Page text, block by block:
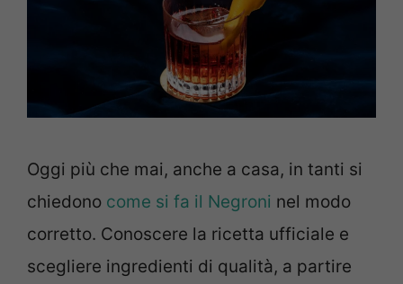
Oggi più che mai, anche a casa, in tanti si
chiedono come si fa il Negroni nel modo
corretto. Conoscere la ricetta ufficiale e
scegliere ingredienti di qualità, a partire